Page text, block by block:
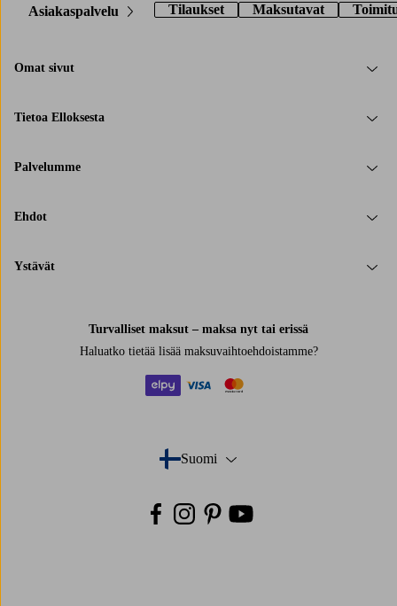
Asiakaspalvelu Tilaukset Maksutavat
Omat sivut
Tietoa Elloksesta
Palvelumme
Ehdot
Ystävät
Turvalliset maksut – maksa nyt tai erissä
Haluatko tietää lisää maksuvaihtoehdoistamme?
Suomi
- Valitse maa